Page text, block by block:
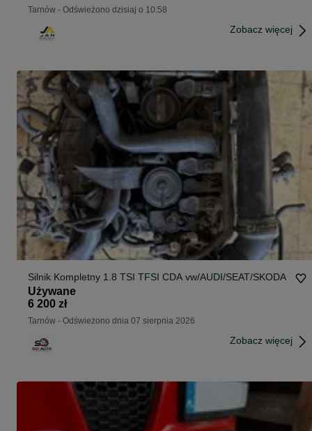
Tarnów - Odświeżono dzisiaj o 10:58
Zobacz więcej
Silnik Kompletny 1.8 TSI TFSI CDA vw/AUDI/SEAT/SKODA
Używane
6 200 zł
Tarnów - Odświeżono dnia 07 sierpnia 2026
Zobacz więcej